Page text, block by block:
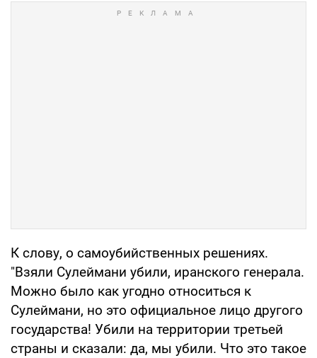
К слову, о самоубийственных решениях.
"Взяли Сулеймани убили, иранского генерала.
Можно было как угодно относиться к
Сулеймани, но это официальное лицо другого
государства! Убили на территории третьей
страны и сказали: да, мы убили. Что это такое